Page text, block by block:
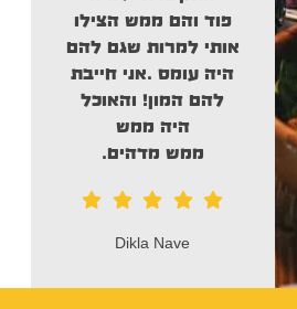
פוד והם ממשהצילו
אותי למרות שגם להם
היה עומס .אני חייבת
להם המון! והאוכל
היה ממש
ממש מדהים.
Dikla Nave